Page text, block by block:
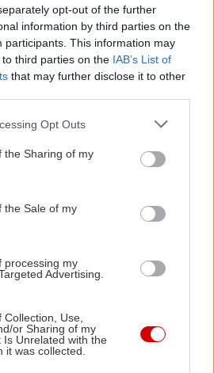
opt-out of the further
information by third parties on the
participants. This information may
third parties on the IAB’s List of
that may further disclose it to other
app uses one or more Google
usage behaviour. You may click to
Google and its third-party tags to
specified purposes in below Google
Opt Outs
the Sharing of my
the Sale of my
processing my
Advertising.
Use,
or Sharing of my
Is Unrelated with the
it was collected.
ab-occasion
Γιώργος Στριφτάρης
Ηρώ Παστρικού
την αιγίδα της Πρεσβείας